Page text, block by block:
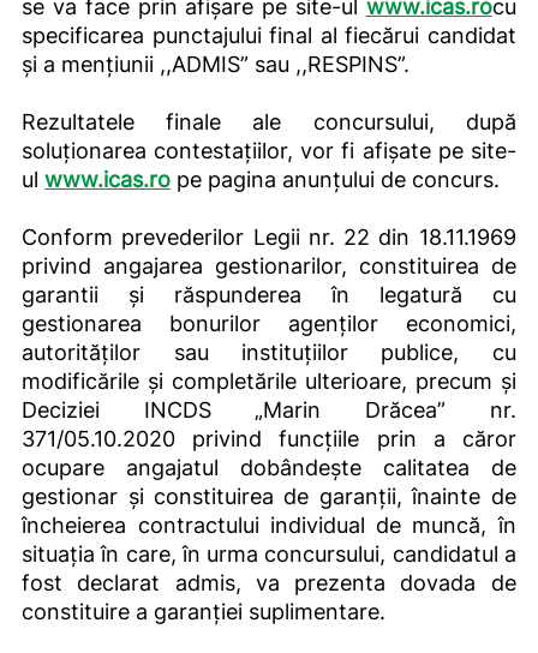
se va face prin afişare pe site-ul www.icas.rocu
specificarea punctajului final al fiecărui candidat
şi a menţiunii ,,ADMIS” sau ,,RESPINS”.
Rezultatele finale ale concursului, după
soluționarea contestațiilor, vor fi afișate pe site-
ulwww.icas.ro pe pagina anunțului de concurs.
Conform prevederilor Legii nr. 22 din 18.11.1969
privind angajarea gestionarilor, constituirea de
garantii și răspunderea în legatură cu
gestionarea bonurilor agenților economici,
autorităților sau instituțiilor publice, cu
modificările și completările ulterioare, precum și
Deciziei INCDS „Marin Drăcea” nr.
371/05.10.2020 privind funcţiile prin a căror
ocupare angajatul dobândește calitatea de
gestionar și constituirea de garanții, înainte de
încheierea contractului individual de muncă, în
situația în care, în urma concursului, candidatul a
fost declarat admis, va prezenta dovada de
constituire a garanției suplimentare.